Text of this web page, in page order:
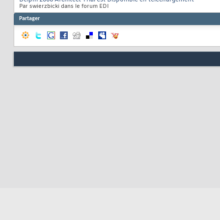
Par swierzbicki dans le forum EDI
Partager